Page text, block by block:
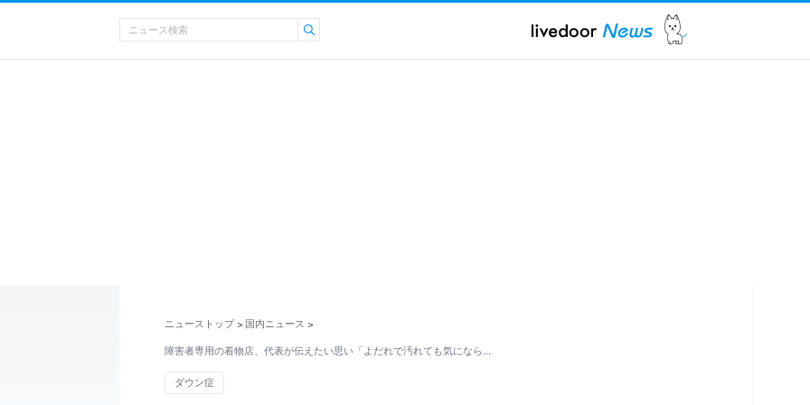
ニューストップ > 国内ニュース >
障害者専用の着物店、代表が伝えたい思い「よだれで汚れても気になら…
ダウン症